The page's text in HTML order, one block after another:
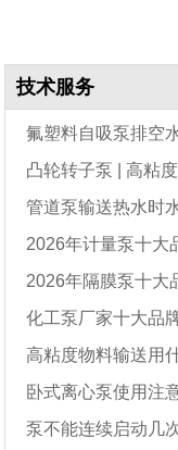
技术服务
氟塑料自吸泵排空
凸轮转子泵 | 高粘
管道泵输送热水时
2026年计量泵十大
2026年隔膜泵十大
化工泵厂家十大品
高粘度物料输送用
卧式离心泵使用注
泵不能连续启动几